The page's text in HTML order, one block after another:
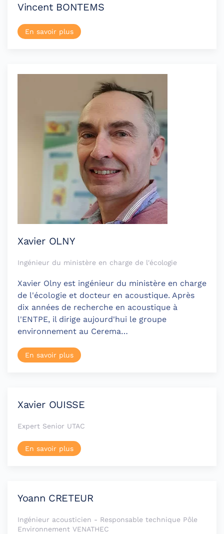
Vincent BONTEMS
En savoir plus
Xavier OLNY
Ingénieur du ministère en charge de l'écologie
Xavier Olny est ingénieur du ministère en charge
de l'écologie et docteur en acoustique. Après
dix années de recherche en acoustique à
l'ENTPE, il dirige aujourd'hui le groupe
environnement au Cerema…
En savoir plus
Xavier OUISSE
Expert Senior UTAC
En savoir plus
Yoann CRETEUR
Ingénieur acousticien - Responsable technique Pôle
Environnement VENATHEC